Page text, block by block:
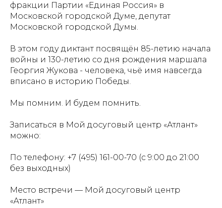
фракции Партии «Единая Россия» в
Московской городской Думе, депутат
Московской городской Думы.
В этом году диктант посвящён 85-летию начала
войны и 130-летию со дня рождения маршала
Георгия Жукова - человека, чьё имя навсегда
вписано в историю Победы.
Мы помним. И будем помнить.
Записаться в Мой досуговый центр «Атлант»
можно:
По телефону: +7 (495) 161-00-70 (с 9:00 до 21:00
без выходных)
Место встречи — Мой досуговый центр
«Атлант»